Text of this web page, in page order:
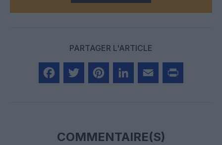
PARTAGER L'ARTICLE
COMMENTAIRE(S)